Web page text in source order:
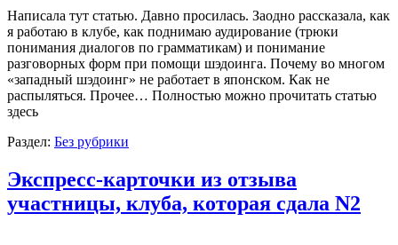
Написала тут статью. Давно просилась. Заодно рассказала, как
я работаю в клубе, как поднимаю аудирование (трюки
понимания диалогов по грамматикам) и понимание
разговорных форм при помощи шэдоинга. Почему во многом
«западный шэдоинг» не работает в японском. Как не
распыляться. Прочее… Полностью можно прочитать статью
здесь
Раздел: Без рубрики
Экспресс-карточки из отзыва
участницы, клуба, которая сдала N2